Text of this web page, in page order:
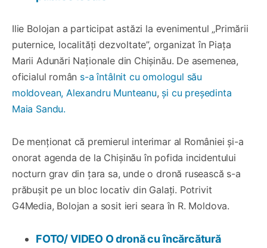
Ilie Bolojan a participat astăzi la evenimentul „Primării
puternice, localități dezvoltate”, organizat în Piața
Marii Adunări Naționale din Chișinău. De asemenea,
oficialul român s-a întâlnit cu omologul său
moldovean, Alexandru Munteanu, și cu președinta
Maia Sandu.
De menționat că premierul interimar al României și-a
onorat agenda de la Chișinău în pofida incidentului
nocturn grav din țara sa, unde o dronă rusească s-a
prăbușit pe un bloc locativ din Galați. Potrivit
G4Media, Bolojan a sosit ieri seara în R. Moldova.
FOTO/ VIDEO O dronă cu încărcătură